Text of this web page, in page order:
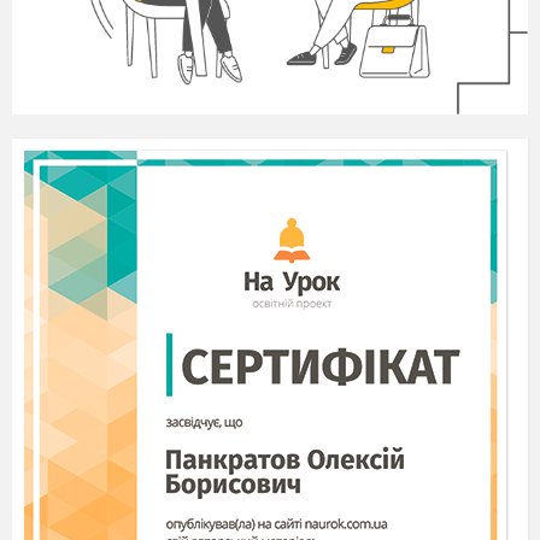
Як можна виготовити дряпанку?
Покрити яйце коричневою фарбою і
видряпати цвяшком, шилом або грубою
крашанки? (У червоний)
Чим оздоблюють мальованки?
Фарбами за допомогою звичайного
пензлика)
ІІІ. Повідомлення теми, мети уроку.
Тема
нашого сьогоднішнього
декорування пасхальних яєць». (
Слайд) Ми з
навчимося декорувати
яєчка і відкриємо
писанкарів. У нас будуть працювати
по виготовленню писанок. У одному цеху учні
яєчка крупами,
а в третьому технікою квілінг. Я